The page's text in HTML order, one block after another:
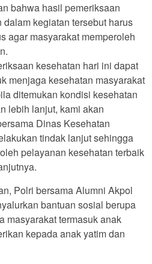
bahwa hasil pemeriksaan
kegiatan tersebut harus
agar masyarakat memperoleh
kesehatan hari ini dapat
menjaga kesehatan masyarakat
ditemukan kondisi kesehatan
lebih lanjut, kami akan
Dinas Kesehatan
tindak lanjut sehingga
pelayanan kesehatan terbaik
Polri bersama Alumni Akpol
bantuan sosial berupa
masyarakat termasuk anak
kepada anak yatim dan